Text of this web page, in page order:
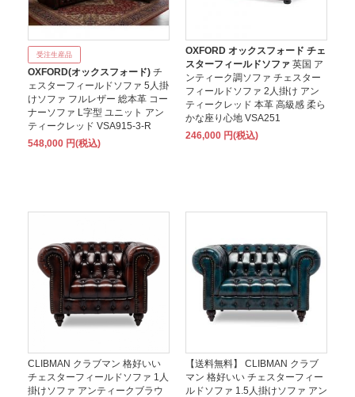
受注生産品
OXFORD(オックスフォード) チ
ェスターフィールドソファ 5人掛
けソファ フルレザー 総本革 コー
ナーソファ L字型 ユニット アン
ティークレッド VSA915-3-R
548,000 円(税込)
OXFORD オックスフォード チェ
スターフィールドソファ 英国 ア
ンティーク調ソファ チェスター
フィールドソファ 2人掛け アン
ティークレッド 本革 高級感 柔ら
かな座り心地 VSA251
246,000 円(税込)
CLIBMAN クラブマン 格好いい
チェスターフィールドソファ 1人
掛けソファ アンティークブラウ
【送料無料】 CLIBMAN クラブ
マン 格好いい チェスターフィー
ルドソファ 1.5人掛けソファ アン